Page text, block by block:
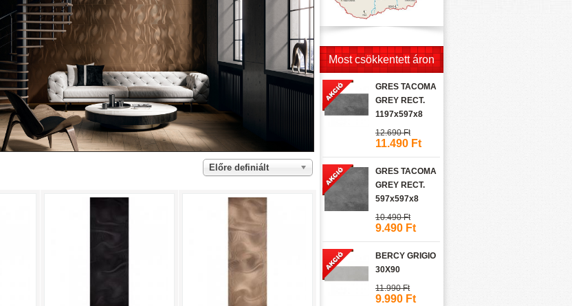
Előre definiált
Most csökkentett áron
GRES TACOMA
GREY RECT.
1197x597x8
12.690 Ft
11.490 Ft
GRES TACOMA
GREY RECT.
597x597x8
10.490 Ft
9.490 Ft
BERCY GRIGIO
30X90
11.990 Ft
9.990 Ft